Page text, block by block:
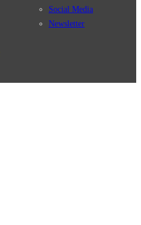
Social Media
Newsletter